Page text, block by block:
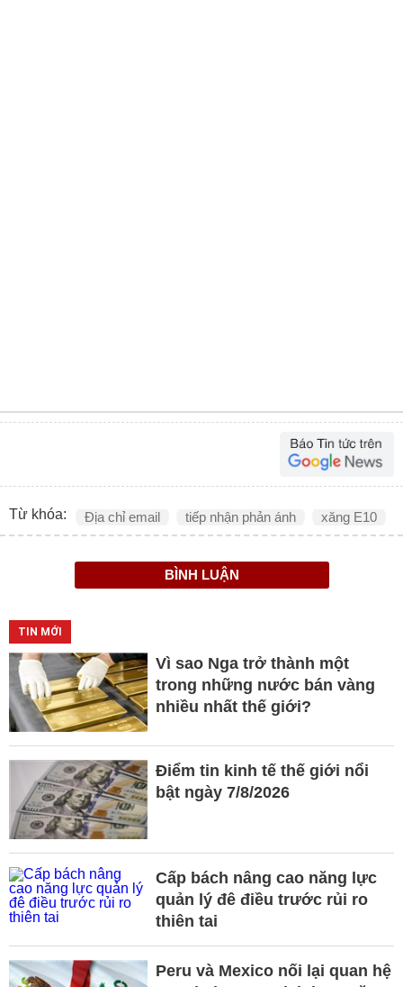
Từ khóa: Địa chỉ email tiếp nhận phản ánh xăng E10
BÌNH LUẬN
TIN MỚI
Vì sao Nga trở thành một
trong những nước bán vàng
nhiều nhất thế giới?
Điểm tin kinh tế thế giới nổi
bật ngày 7/8/2026
Cấp bách nâng cao năng lực
quản lý đê điều trước rủi ro
thiên tai
Peru và Mexico nối lại quan hệ